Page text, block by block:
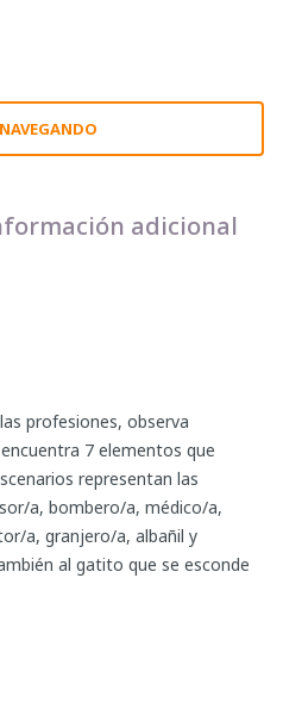
adicional
profesiones, observa
7 elementos que
representan las
a, bombero/a, médico/a,
a, granjero/a, albañil y
al gatito que se esconde